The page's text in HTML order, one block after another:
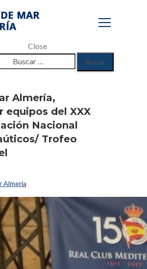
Close
por
del XXX
de
Naúticos/
Theresa
Inicio
Almería,
equipos del XXX
Nacional
Trofeo
Almería